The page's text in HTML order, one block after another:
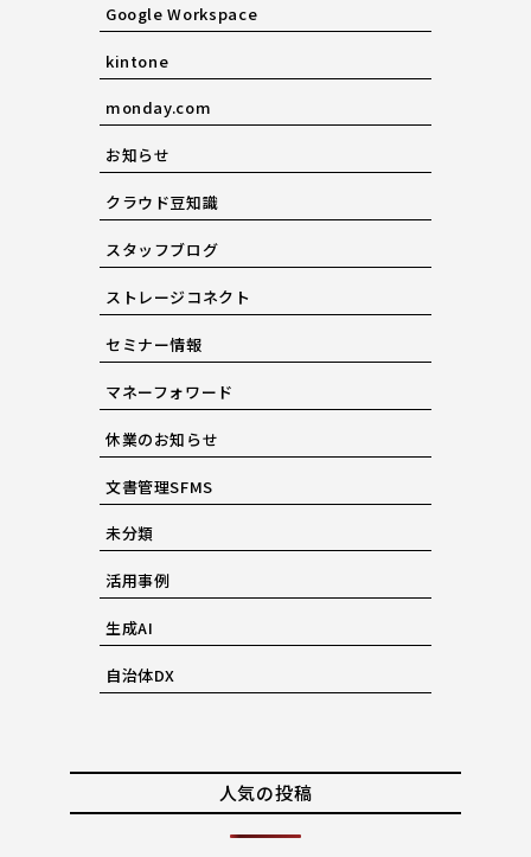
Google Workspace
kintone
monday.com
お知らせ
クラウド豆知識
スタッフブログ
ストレージコネクト
セミナー情報
マネーフォワード
休業のお知らせ
文書管理SFMS
未分類
活用事例
生成AI
自治体DX
人気の投稿